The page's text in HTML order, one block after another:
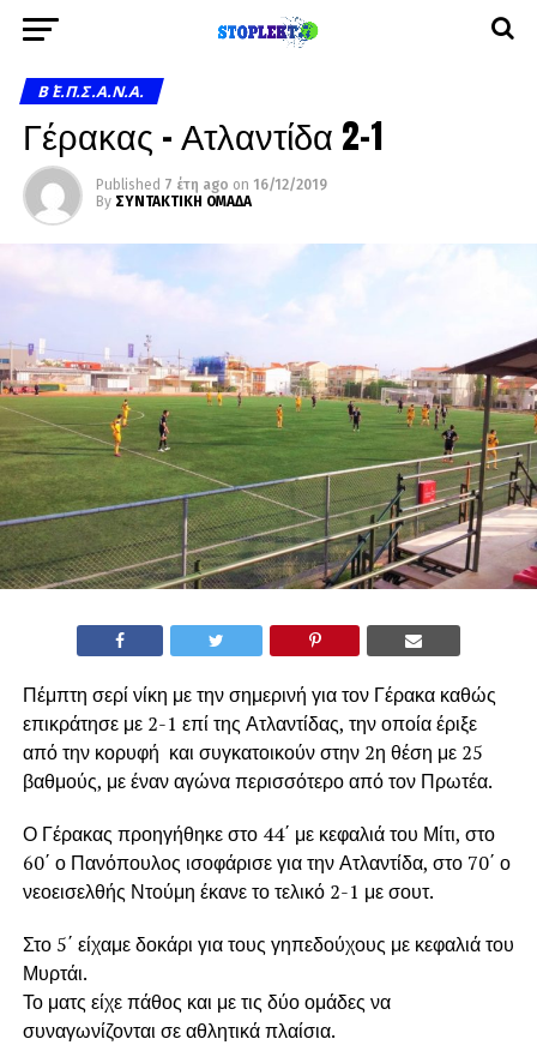
Β΄ Ε.Π.Σ.Α.Ν.Α.
Γέρακας – Ατλαντίδα 2-1
Published 7 έτη ago on 16/12/2019
By ΣΥΝΤΑΚΤΙΚΗ ΟΜΑΔΑ
Πέμπτη σερί νίκη με την σημερινή για τον Γέρακα καθώς
επικράτησε με 2-1 επί της Ατλαντίδας, την οποία έριξε
από την κορυφή και συγκατοικούν στην 2η θέση με 25
βαθμούς, με έναν αγώνα περισσότερο από τον Πρωτέα.
Ο Γέρακας προηγήθηκε στο 44΄ με κεφαλιά του Μίτι, στο
60΄ ο Πανόπουλος ισοφάρισε για την Ατλαντίδα, στο 70΄ ο
νεοεισελθής Ντούμη έκανε το τελικό 2-1 με σουτ.
Στο 5΄ είχαμε δοκάρι για τους γηπεδούχους με κεφαλιά του
Μυρτάι.
Το ματς είχε πάθος και με τις δύο ομάδες να
συναγωνίζονται σε αθλητικά πλαίσια.